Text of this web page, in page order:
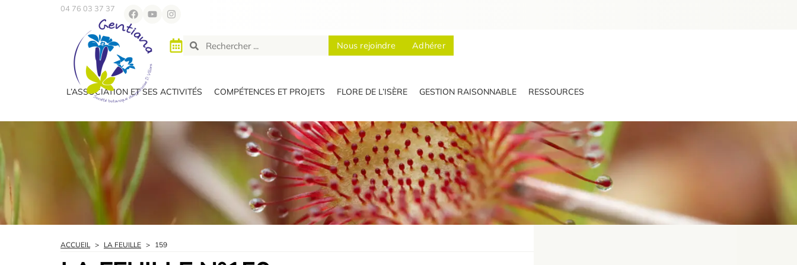
04 76 03 37 37
Nous rejoindre Adhérer
L’ASSOCIATION ET SES ACTIVITÉS COMPÉTENCES ET PROJETS FLORE DE L’ISÈRE GESTION RAISONNABLE RESSOURCES
ACCUEIL > LA FEUILLE > 159